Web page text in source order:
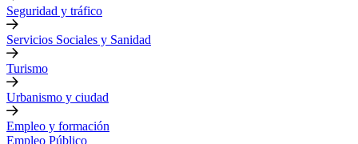
Seguridad y tráfico
Servicios Sociales y Sanidad
Turismo
Urbanismo y ciudad
Empleo y formación
Empleo Público